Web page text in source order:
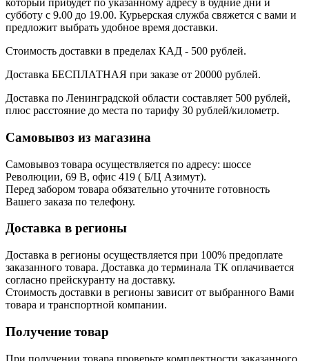
который прибудет по указанному адресу в будние дни и
субботу с 9.00 до 19.00. Курьерская служба свяжется с вами и
предложит выбрать удобное время доставки.
Стоимость доставки в пределах КАД - 500 рублей.
Доставка БЕСПЛАТНАЯ при заказе от 20000 рублей.
Доставка по Ленинградской области составляет 500 рублей,
плюс расстояние до места по тарифу 30 рублей/километр.
Самовывоз из магазина
Самовывоз товара осуществляется по адресу: шоссе
Революции, 69 В, офис 419 ( Б/Ц Азимут).
Перед забором товара обязательно уточните готовность
Вашего заказа по телефону.
Доставка в регионы
Доставка в регионы осуществляется при 100% предоплате
заказанного товара. Доставка до терминала ТК оплачивается
согласно прейскуранту на доставку.
Стоимость доставки в регионы зависит от выбранного Вами
товара и транспортной компании.
Получение товар
При получении товара проверьте комплектности заказанного